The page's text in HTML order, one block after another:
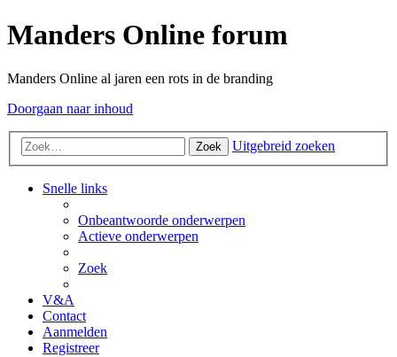
Manders Online forum
Manders Online al jaren een rots in de branding
Doorgaan naar inhoud
Zoek Uitgebreid zoeken
Snelle links
Onbeantwoorde onderwerpen
Actieve onderwerpen
Zoek
V&A
Contact
Aanmelden
Registreer